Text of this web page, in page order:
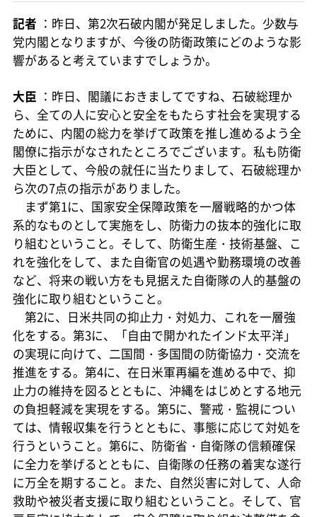
記者 ：昨日、第2次石破内閣が発足しました。少数与
党内閣となりますが、今後の防衛政策にどのような影
響があると考えていますでしょうか。
大臣 ：昨日、閣議におきましてですね、石破総理か
ら、全ての人に安心と安全をもたらす社会を実現する
ために、内閣の総力を挙げて政策を推し進めるよう全
閣僚に指示がなされたところでございます。私も防衛
大臣として、今般の就任に当たりまして、石破総理か
ら次の7点の指示がありました。
まず第1に、国家安全保障政策を一層戦略的かつ体
系的なものとして実施をし、防衛力の抜本的強化に取
り組むということ。そして、防衛生産・技術基盤、こ
れを強化をして、また自衛官の処遇や勤務環境の改善
など、将来の戦い方をも見据えた自衛隊の人的基盤の
強化に取り組むということ。
第2に、日米共同の抑止力・対処力、これを一層強
化をする。第3に、「自由で開かれたインド太平洋」
の実現に向けて、二国間・多国間の防衛協力・交流を
推進をする。第4に、在日米軍再編を進める中で、抑
止力の維持を図るとともに、沖縄をはじめとする地元
の負担軽減を実現をする。第5に、警戒・監視につい
ては、情報収集を行うとともに、事態に応じて対処を
行うということ。第6に、防衛省・自衛隊の信頼確保
に全力を挙げるとともに、自衛隊の任務の着実な遂行
に万全を期すること。また、自然災害に対して、人命
救助や被災者支援に取り組むということ。そして、官